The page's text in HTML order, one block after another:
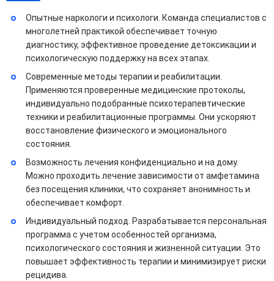
Опытные наркологи и психологи. Команда специалистов с
многолетней практикой обеспечивает точную
диагностику, эффективное проведение детоксикации и
психологическую поддержку на всех этапах.
Современные методы терапии и реабилитации.
Применяются проверенные медицинские протоколы,
индивидуально подобранные психотерапевтические
техники и реабилитационные программы. Они ускоряют
восстановление физического и эмоционального
состояния.
Возможность лечения конфиденциально и на дому.
Можно проходить лечение зависимости от амфетамина
без посещения клиники, что сохраняет анонимность и
обеспечивает комфорт.
Индивидуальный подход. Разрабатывается персональная
программа с учетом особенностей организма,
психологического состояния и жизненной ситуации. Это
повышает эффективность терапии и минимизирует риски
рецидива.